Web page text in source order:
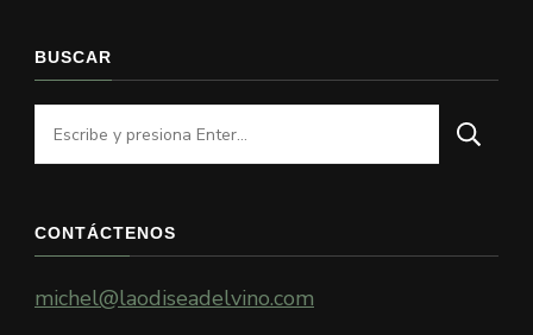
BUSCAR
¿Buscas
algo?
CONTÁCTENOS
michel@laodiseadelvino.com